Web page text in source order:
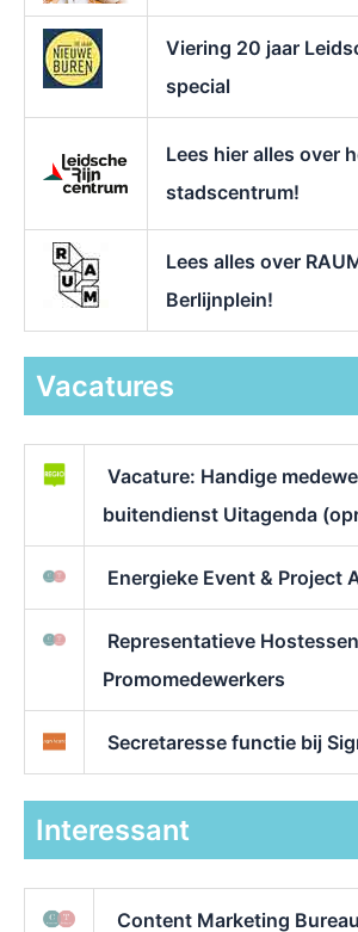
Viering 20 jaar
special
Lees hier alles over
stadscentrum!
Lees alles over
Berlijnplein!
Vacatures
Vacature: Handige
buitendienst Uitagenda
Energieke Event & Project
Representatieve
Promomedewerkers
Secretaresse functie bij
Interessant
Content Marketing Bureau